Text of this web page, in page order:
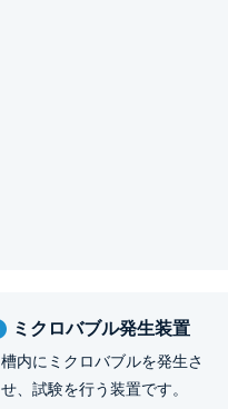
ミクロバブル発生装置
槽内にミクロバブルを発生さ
せ、試験を行う装置です。